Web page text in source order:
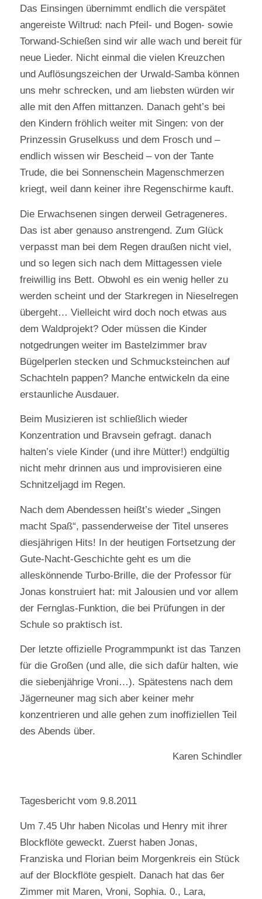
Das Einsingen übernimmt endlich die verspätet
angereiste Wiltrud: nach Pfeil- und Bogen- sowie
Torwand-Schießen sind wir alle wach und bereit für
neue Lieder. Nicht einmal die vielen Kreuzchen
und Auflösungszeichen der Urwald-Samba können
uns mehr schrecken, und am liebsten würden wir
alle mit den Affen mittanzen. Danach geht’s bei
den Kindern fröhlich weiter mit Singen: von der
Prinzessin Gruselkuss und dem Frosch und –
endlich wissen wir Bescheid – von der Tante
Trude, die bei Sonnenschein Magenschmerzen
kriegt, weil dann keiner ihre Regenschirme kauft.
Die Erwachsenen singen derweil Getrageneres.
Das ist aber genauso anstrengend. Zum Glück
verpasst man bei dem Regen draußen nicht viel,
und so legen sich nach dem Mittagessen viele
freiwillig ins Bett. Obwohl es ein wenig heller zu
werden scheint und der Starkregen in Nieselregen
übergeht… Vielleicht wird doch noch etwas aus
dem Waldprojekt? Oder müssen die Kinder
notgedrungen weiter im Bastelzimmer brav
Bügelperlen stecken und Schmucksteinchen auf
Schachteln pappen? Manche entwickeln da eine
erstaunliche Ausdauer.
Beim Musizieren ist schließlich wieder
Konzentration und Bravsein gefragt. danach
halten’s viele Kinder (und ihre Mütter!) endgültig
nicht mehr drinnen aus und improvisieren eine
Schnitzeljagd im Regen.
Nach dem Abendessen heißt’s wieder „Singen
macht Spaß“, passenderweise der Titel unseres
diesjährigen Hits! In der heutigen Fortsetzung der
Gute-Nacht-Geschichte geht es um die
alleskönnende Turbo-Brille, die der Professor für
Jonas konstruiert hat: mit Jalousien und vor allem
der Fernglas-Funktion, die bei Prüfungen in der
Schule so praktisch ist.
Der letzte offizielle Programmpunkt ist das Tanzen
für die Großen (und alle, die sich dafür halten, wie
die siebenjährige Vroni…). Spätestens nach dem
Jägerneuner mag sich aber keiner mehr
konzentrieren und alle gehen zum inoffiziellen Teil
des Abends über.
Karen Schindler
Tagesbericht vom 9.8.2011
Um 7.45 Uhr haben Nicolas und Henry mit ihrer
Blockflöte geweckt. Zuerst haben Jonas,
Franziska und Florian beim Morgenkreis ein Stück
auf der Blockflöte gespielt. Danach hat das 6er
Zimmer mit Maren, Vroni, Sophia. 0., Lara,